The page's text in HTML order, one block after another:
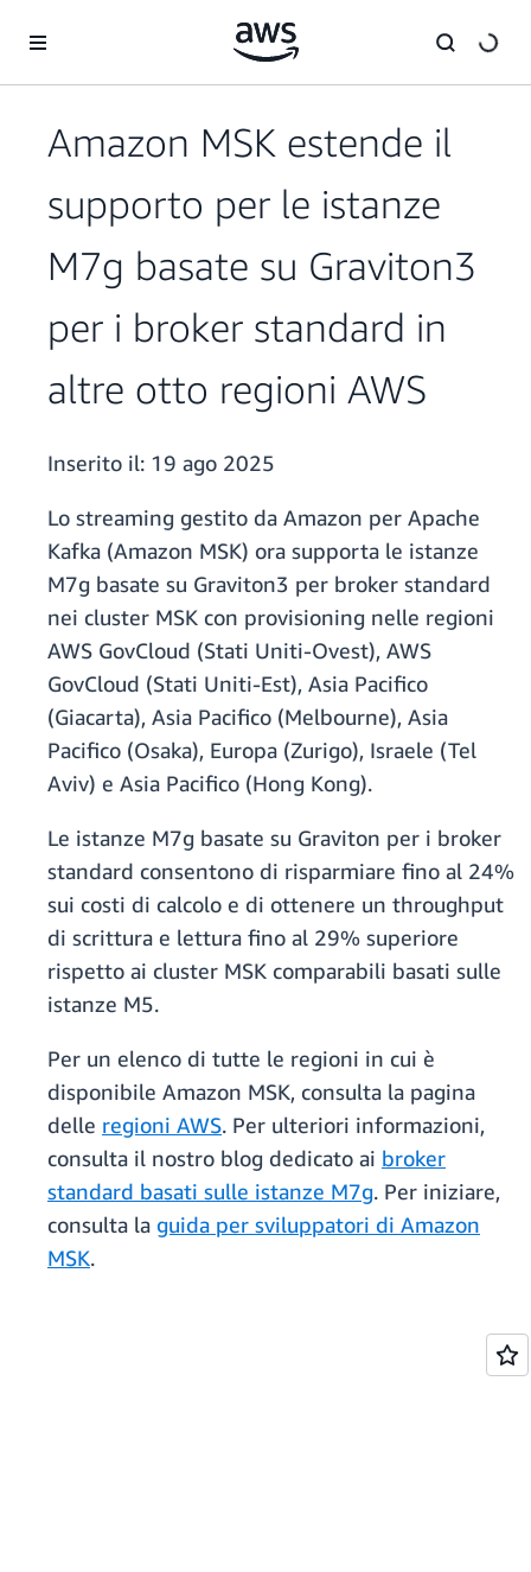
Amazon MSK estende il
supporto per le istanze
M7g basate su Graviton3
per i broker standard in
altre otto regioni AWS
Inserito il: 19 ago 2025
Lo streaming gestito da Amazon per Apache
Kafka (Amazon MSK) ora supporta le istanze
M7g basate su Graviton3 per broker standard
nei cluster MSK con provisioning nelle regioni
AWS GovCloud (Stati Uniti-Ovest), AWS
GovCloud (Stati Uniti-Est), Asia Pacifico
(Giacarta), Asia Pacifico (Melbourne), Asia
Pacifico (Osaka), Europa (Zurigo), Israele (Tel
Aviv) e Asia Pacifico (Hong Kong).
Le istanze M7g basate su Graviton per i broker
standard consentono di risparmiare fino al 24%
sui costi di calcolo e di ottenere un throughput
di scrittura e lettura fino al 29% superiore
rispetto ai cluster MSK comparabili basati sulle
istanze M5.
Per un elenco di tutte le regioni in cui è
disponibile Amazon MSK, consulta la pagina
delle regioni AWS. Per ulteriori informazioni,
consulta il nostro blog dedicato ai broker
standard basati sulle istanze M7g. Per iniziare,
consulta la guida per sviluppatori di Amazon
MSK.